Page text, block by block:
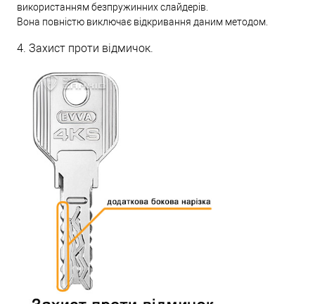
використанням безпружинних слайдерів.
Вона повністю виключає відкривання даним методом.
4. Захист проти відмичок.